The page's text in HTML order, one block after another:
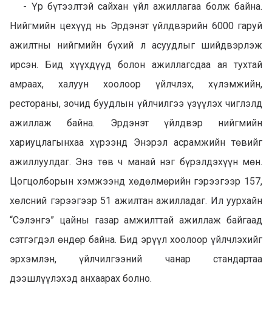
- Үр бүтээлтэй сайхан үйл ажиллагаа болж байна.
Нийгмийн цехүүд нь Эрдэнэт үйлдвэрийн 6000 гаруй
ажилтны нийгмийн бүхий л асуудлыг шийдвэрлэж
ирсэн. Бид хүүхдүүд болон ажиллагсдаа ая тухтай
амраах, халуун хоолоор үйлчлэх, хүлэмжийн,
рестораны, зочид буудлын үйлчилгээ үзүүлэх чиглэлд
ажиллаж байна. Эрдэнэт үйлдвэр нийгмийн
хариуцлагынхаа хүрээнд Энэрэл асрамжийн төвийг
ажиллуулдаг. Энэ төв ч манай нэг бүрэлдэхүүн мөн.
Цогцолборын хэмжээнд хөдөлмөрийн гэрээгээр 157,
хөлсний гэрээгээр 51 ажилтан ажилладаг. Ил уурхайн
“Сэлэнгэ” цайны газар амжилттай ажиллаж байгаад
сэтгэгдэл өндөр байна. Бид эрүүл хоолоор үйлчлэхийг
эрхэмлэн, үйлчилгээний чанар стандартаа
дээшлүүлэхэд анхаарах болно.